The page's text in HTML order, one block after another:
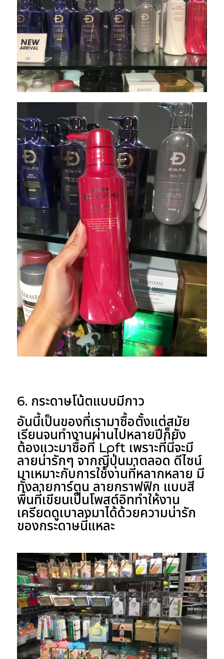
6. กระดาษโน้ตแบบมีกาว
อันนี้เป็นของที่เรามาซื้อตั้งแต่สมัย
เรียนจนทำงานผ่านไปหลายปีก็ยัง
ต้องแวะมาซื้อที่ Loft เพราะที่นี่จะมี
ลายน่ารักๆ จากญี่ปุ่นมาตลอด ดีไซน์
มาเหมาะกับการใช้งานที่หลากหลาย มี
ทั้งลายการ์ตูน ลายกราฟฟิก แบบสี
พื้นที่เขียนเป็นโพสต์อิททำให้งาน
เครียดดูเบาลงมาได้ด้วยความน่ารัก
ของกระดาษนี่แหละ